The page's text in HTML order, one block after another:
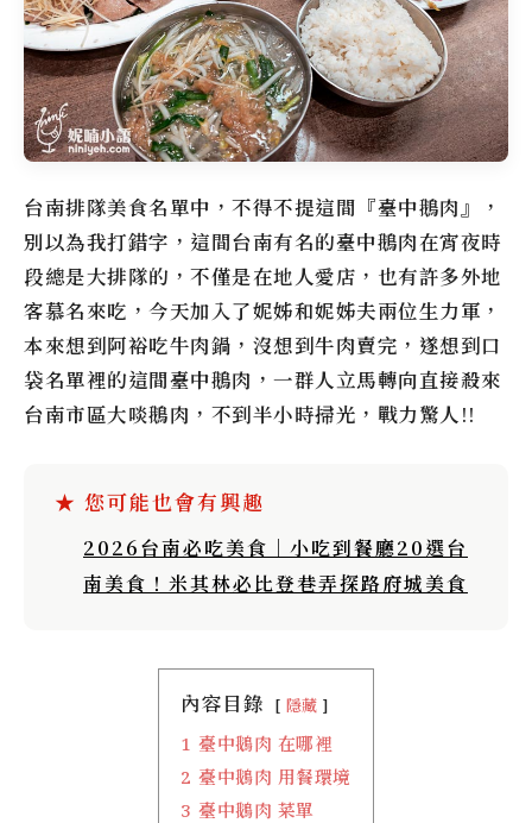
台南排隊美食名單中，不得不提這間『臺中鵝肉』，
別以為我打錯字，這間台南有名的臺中鵝肉在宵夜時
段總是大排隊的，不僅是在地人愛店，也有許多外地
客慕名來吃，今天加入了妮姊和妮姊夫兩位生力軍，
本來想到阿裕吃牛肉鍋，沒想到牛肉賣完，遂想到口
袋名單裡的這間臺中鵝肉，一群人立馬轉向直接殺來
台南市區大啖鵝肉，不到半小時掃光，戰力驚人!!
2026台南必吃美食｜小吃到餐廳20選台
南美食！米其林必比登巷弄探路府城美食
內容目錄 隱藏
1 臺中鵝肉 在哪裡
2 臺中鵝肉 用餐環境
3 臺中鵝肉 菜單